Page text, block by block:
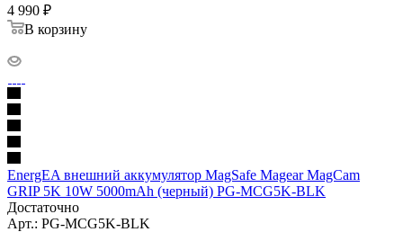
4 990 ₽
В корзину
EnergEA внешний аккумулятор MagSafe Magear MagCam
GRIP 5K 10W 5000mAh (черный) PG-MCG5K-BLK
Достаточно
Арт.: PG-MCG5K-BLK